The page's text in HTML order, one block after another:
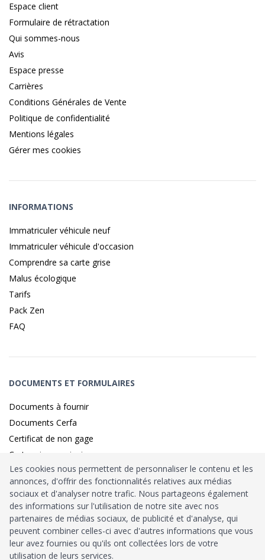
Espace client
Formulaire de rétractation
Qui sommes-nous
Avis
Espace presse
Carrières
Conditions Générales de Vente
Politique de confidentialité
Mentions légales
Gérer mes cookies
INFORMATIONS
Immatriculer véhicule neuf
Immatriculer véhicule d'occasion
Comprendre sa carte grise
Malus écologique
Tarifs
Pack Zen
FAQ
DOCUMENTS ET FORMULAIRES
Documents à fournir
Documents Cerfa
Certificat de non gage
Carte grise provisoire
Identité sécurisé parFranceConnect
HabilitationMinistère de l’Intérieur: n°212900
Agrément Trésor Public
Les cookies nous permettent de personnaliser le contenu et les
annonces, d'offrir des fonctionnalités relatives aux médias
sociaux et d'analyser notre trafic. Nous partageons également
des informations sur l'utilisation de notre site avec nos
partenaires de médias sociaux, de publicité et d'analyse, qui
peuvent combiner celles-ci avec d'autres informations que vous
leur avez fournies ou qu'ils ont collectées lors de votre
utilisation de leurs services.